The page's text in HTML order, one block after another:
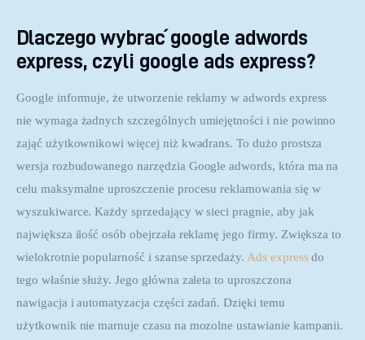
Dlaczego wybrać google adwords
express, czyli google ads express?
Google informuje, że utworzenie reklamy w adwords express
nie wymaga żadnych szczególnych umiejętności i nie powinno
zająć użytkownikowi więcej niż kwadrans. To dużo prostsza
wersja rozbudowanego narzędzia Google adwords, która ma na
celu maksymalne uproszczenie procesu reklamowania się w
wyszukiwarce. Każdy sprzedający w sieci pragnie, aby jak
największa ilość osób obejrzała reklamę jego firmy. Zwiększa to
wielokrotnie popularność i szanse sprzedaży. Ads express do
tego właśnie służy. Jego główna zaleta to uproszczona
nawigacja i automatyzacja części zadań. Dzięki temu
użytkownik nie marnuje czasu na mozolne ustawianie kampanii.